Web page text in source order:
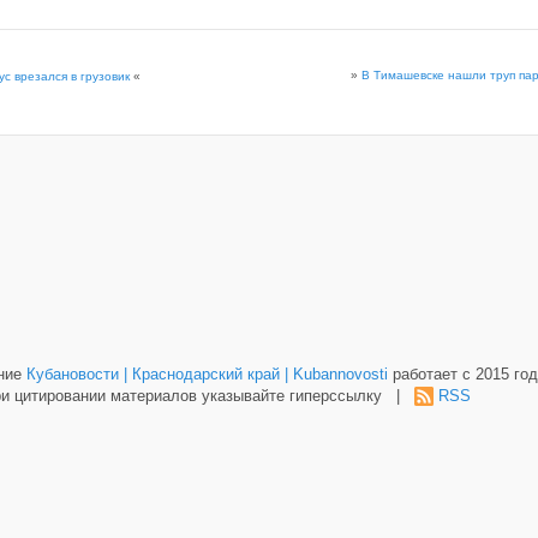
врезался в грузовик « » В Тимашевске нашли труп
Кубановости | Краснодарский край | Kubannovosti работает с 2015
цитировании материалов указывайте гиперссылку |
RSS